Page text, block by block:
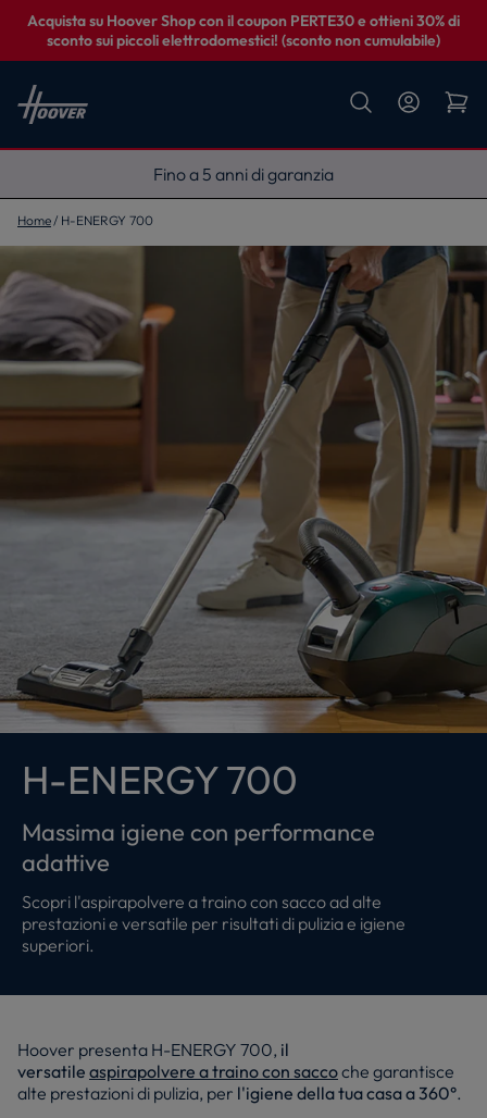
Acquista su Hoover Shop con il coupon PERTE30 e ottieni 30% di
sconto sui piccoli elettrodomestici! (sconto non cumulabile)
Fino a 5 anni di garanzia
Home H-ENERGY 700
H-ENERGY 700
Massima igiene con performance
adattive
Scopri l'aspirapolvere a traino con sacco ad alte
prestazioni e versatile per risultati di pulizia e igiene
superiori.
Hoover presenta H-ENERGY 700, il
versatile aspirapolvere a traino con saccoche garantisce
alte prestazioni di pulizia, per l'igiene della tua casa a 360°.